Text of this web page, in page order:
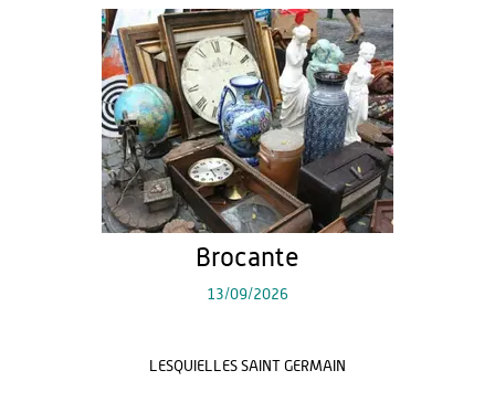
Brocante
13/09/2026
LESQUIELLES SAINT GERMAIN